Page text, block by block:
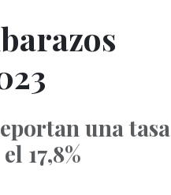
una tasa
17,8%